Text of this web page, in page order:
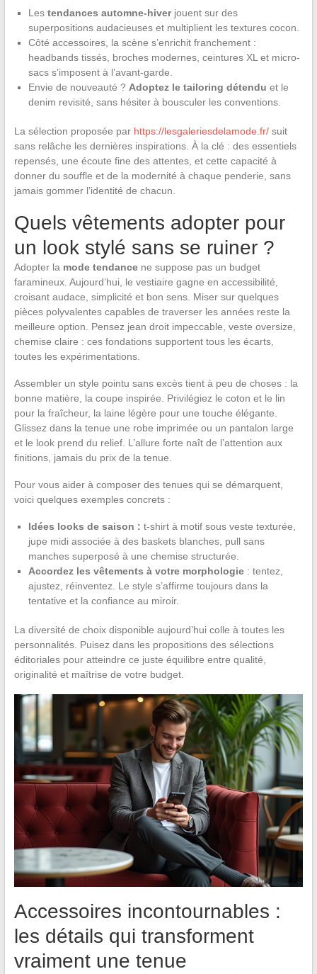
Les tendances automne-hiverjouent sur des
superpositions audacieuses et multiplient les textures cocon.
Côté accessoires, la scène s’enrichit franchement :
headbands tissés, broches modernes, ceintures XL et micro-
sacs s’imposent à l’avant-garde.
Envie de nouveauté ? Adoptez le tailoring détendu et le
denim revisité, sans hésiter à bousculer les conventions.
La sélection proposée par https://lesgaleriesdelamode.fr/suit
sans relâche les dernières inspirations. À la clé : des essentiels
repensés, une écoute fine des attentes, et cette capacité à
donner du souffle et de la modernité à chaque penderie, sans
jamais gommer l’identité de chacun.
Quels vêtements adopter pour
un look stylé sans se ruiner ?
Adopter la mode tendancene suppose pas un budget
faramineux. Aujourd’hui, le vestiaire gagne en accessibilité,
croisant audace, simplicité et bon sens. Miser sur quelques
pièces polyvalentes capables de traverser les années reste la
meilleure option. Pensez jean droit impeccable, veste oversize,
chemise claire : ces fondations supportent tous les écarts,
toutes les expérimentations.
Assembler un style pointu sans excès tient à peu de choses : la
bonne matière, la coupe inspirée. Privilégiez le coton et le lin
pour la fraîcheur, la laine légère pour une touche élégante.
Glissez dans la tenue une robe imprimée ou un pantalon large
et le look prend du relief. L’allure forte naît de l’attention aux
finitions, jamais du prix de la tenue.
Pour vous aider à composer des tenues qui se démarquent,
voici quelques exemples concrets :
Idées looks de saison : t-shirt à motif sous veste texturée,
jupe midi associée à des baskets blanches, pull sans
manches superposé à une chemise structurée.
Accordez les vêtements à votre morphologie: tentez,
ajustez, réinventez. Le style s’affirme toujours dans la
tentative et la confiance au miroir.
La diversité de choix disponible aujourd’hui colle à toutes les
personnalités. Puisez dans les propositions des sélections
éditoriales pour atteindre ce juste équilibre entre qualité,
originalité et maîtrise de votre budget.
Accessoires incontournables :
les détails qui transforment
vraiment une tenue